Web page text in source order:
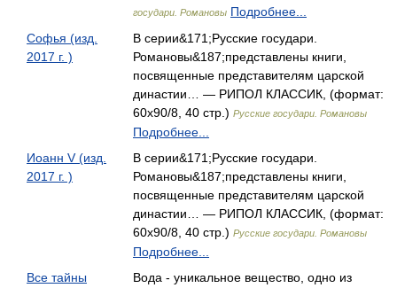
государи. Романовы Подробнее...
Софья (изд.
2017 г. )
В серии&171;Русские государи.
Романовы&187;представлены книги,
посвященные представителям царской
династии… — РИПОЛ КЛАССИК, (формат:
60x90/8, 40 стр.) Русские государи. Романовы
Подробнее...
Иоанн V (изд.
2017 г. )
В серии&171;Русские государи.
Романовы&187;представлены книги,
посвященные представителям царской
династии… — РИПОЛ КЛАССИК, (формат:
60x90/8, 40 стр.) Русские государи. Романовы
Подробнее...
Все тайны
Вода - уникальное вещество, одно из